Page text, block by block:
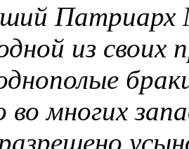
Патриарх
из своих
многих